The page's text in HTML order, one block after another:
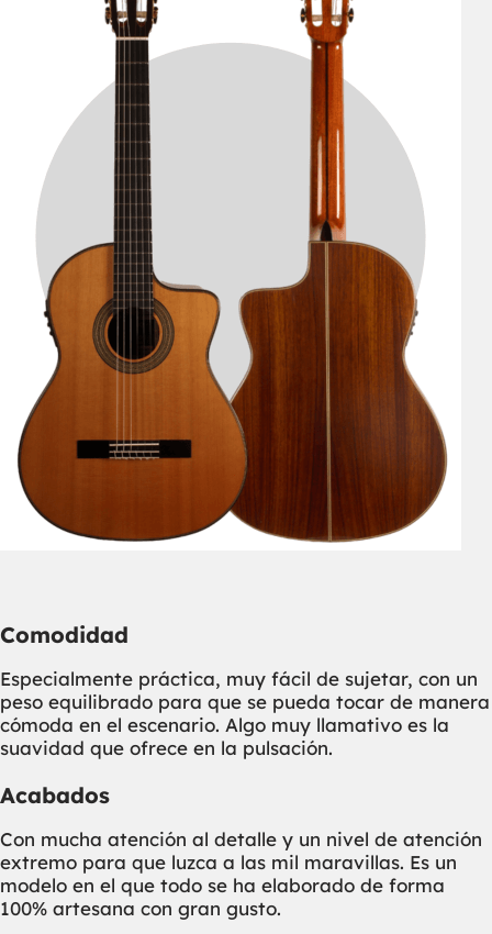
Comodidad
Especialmente práctica, muy fácil de sujetar, con un
peso equilibrado para que se pueda tocar de manera
cómoda en el escenario. Algo muy llamativo es la
suavidad que ofrece en la pulsación.
Acabados
Con mucha atención al detalle y un nivel de atención
extremo para que luzca a las mil maravillas. Es un
modelo en el que todo se ha elaborado de forma
100% artesana con gran gusto.